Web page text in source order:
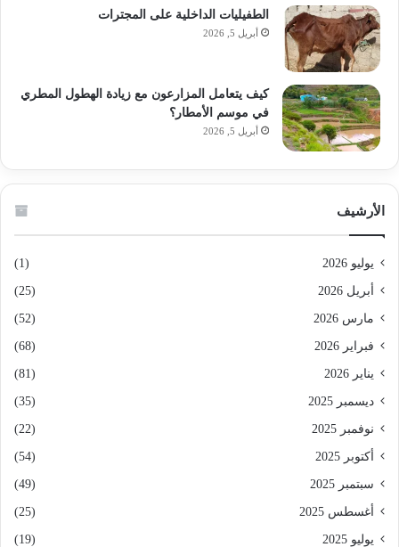
الطفيليات الداخلية على المجترات
أبريل 5, 2026
كيف يتعامل المزارعون مع زيادة الهطول المطري
في موسم الأمطار؟
أبريل 5, 2026
الأرشيف
يوليو 2026 (1)
أبريل 2026 (25)
مارس 2026 (52)
فبراير 2026 (68)
يناير 2026 (81)
ديسمبر 2025 (35)
نوفمبر 2025 (22)
أكتوبر 2025 (54)
سبتمبر 2025 (49)
أغسطس 2025 (25)
يوليو 2025 (19)